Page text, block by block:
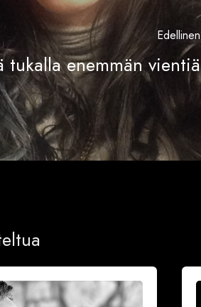
Edellinen
tukalla enemmän vientiä